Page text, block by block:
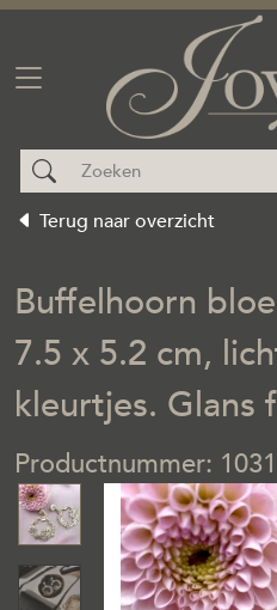
Terug naar overzicht
Buffelhoorn
7.5 x 5.2 cm,
kleurtjes. Glans